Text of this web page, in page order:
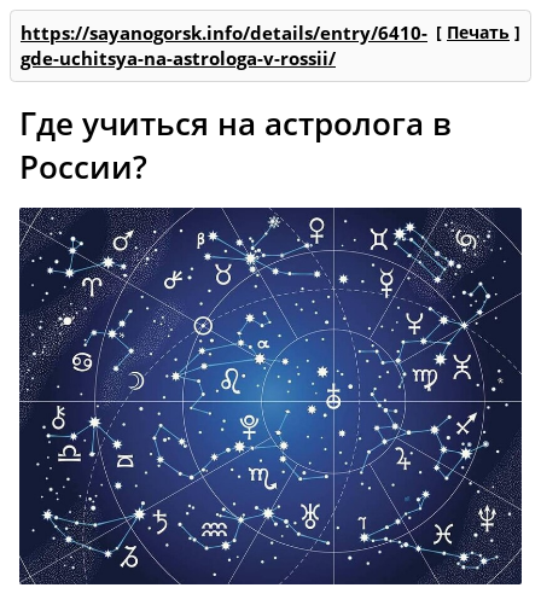
[ Печать ]
https://sayanogorsk.info/details/entry/6410-
gde-uchitsya-na-astrologa-v-rossii/
Где учиться на астролога в
России?